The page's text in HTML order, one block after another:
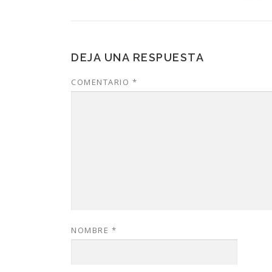
DEJA UNA RESPUESTA
COMENTARIO *
NOMBRE *